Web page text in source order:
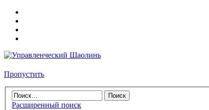
Пропустить
Расширенный поиск